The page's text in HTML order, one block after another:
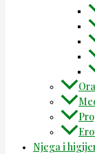
Njega i